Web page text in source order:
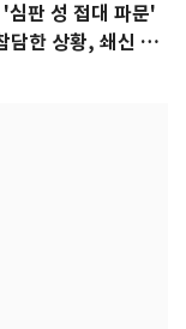
심판 성 접대 파문'
한 상황, 쇄신 약